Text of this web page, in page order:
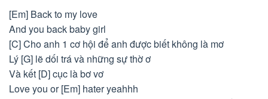
[Em] Back to my love
And you back baby girl
[C] Cho anh 1 cơ hội để anh được biết không là mơ
Lý [G] lẽ dối trá và những sự thờ ơ
Và kết [D] cục là bơ vơ
Love you or [Em] hater yeahhh